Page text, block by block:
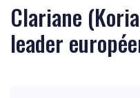
Clariane
leader